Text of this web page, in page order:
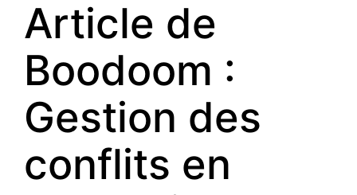
Article de
Boodoom :
Gestion des
conflits en